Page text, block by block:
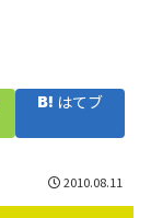
はてブ
2010.08.11